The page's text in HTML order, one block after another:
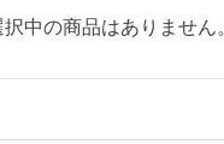
中の商品はありません。